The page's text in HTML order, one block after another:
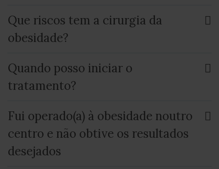
Que riscos tem a cirurgia da
obesidade?
Quando posso iniciar o
tratamento?
Fui operado(a) à obesidade noutro
centro e não obtive os resultados
desejados